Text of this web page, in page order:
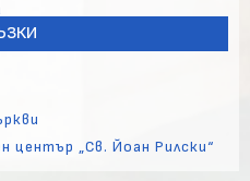
център „Св. Йоан Рилски“